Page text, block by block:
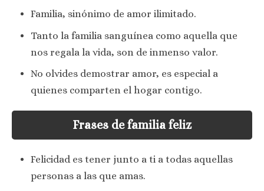
Familia, sinónimo de amor ilimitado.
Tanto la familia sanguínea como aquella que
nos regala la vida, son de inmenso valor.
No olvides demostrar amor, es especial a
quienes comparten el hogar contigo.
Frases de familia feliz
Felicidad es tener junto a ti a todas aquellas
personas a las que amas.